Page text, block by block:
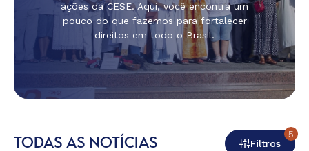
ações da CESE. Aqui, você encontra um
pouco do que fazemos para fortalecer
direitos em todo o Brasil.
TODAS AS NOTÍCIAS Filtros
5